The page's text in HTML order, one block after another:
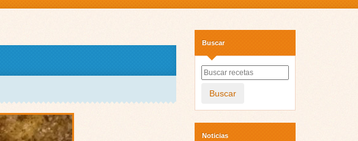
Buscar
Buscar
Noticias